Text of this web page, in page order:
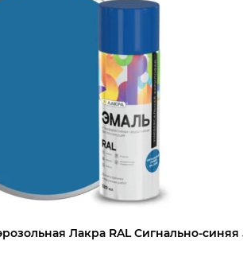
Лакра RAL Сигнально-синяя